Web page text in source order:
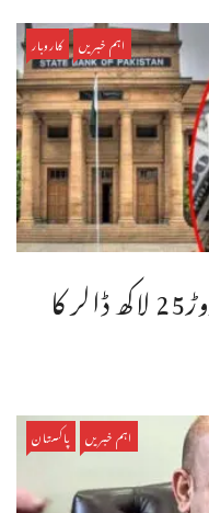
اہم خبریں کاروبار
ملکی زر مبادلہ ذخائر میں 3 کروڑ25 لاکھ ڈالر کا
اہم خبریں پاکستان